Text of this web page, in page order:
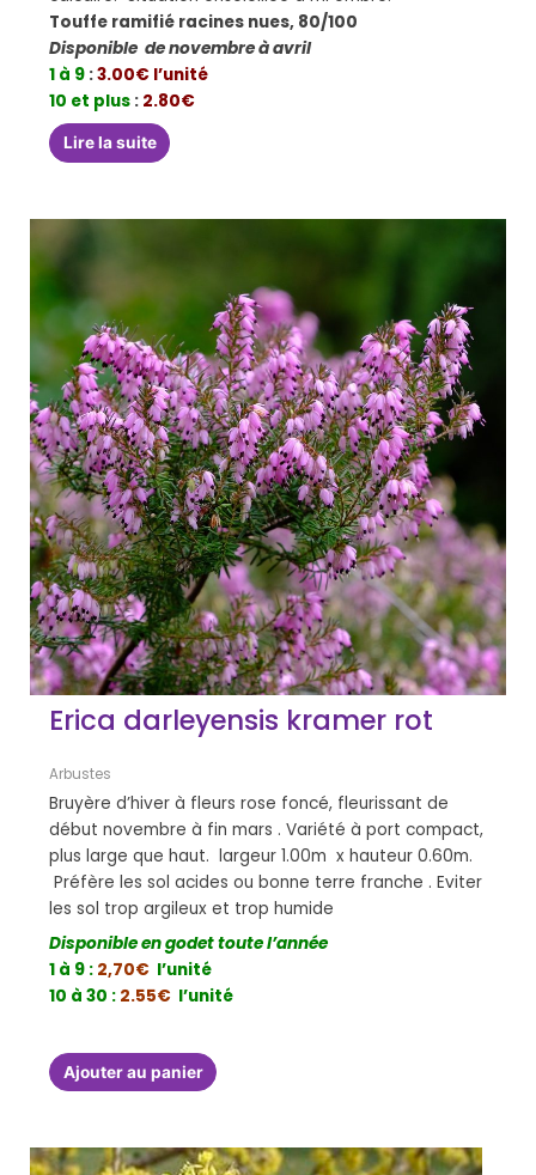
Touffe ramifié racines nues, 80/100
Disponible de novembre à avril
1 à 9 :3.00€ l’unité
10 et plus : 2.80€
Lire la suite
Erica darleyensis kramer rot
Arbustes
Bruyère d’hiver à fleurs rose foncé, fleurissant de
début novembre à fin mars . Variété à port compact,
plus large que haut. largeur 1.00m x hauteur 0.60m.
Préfère les sol acides ou bonne terre franche . Eviter
les sol trop argileux et trop humide
Disponible en godet toute l’année
1 à 9 : 2,70€ l’unité
10 à 30 : 2.55€ l’unité
Ajouter au panier